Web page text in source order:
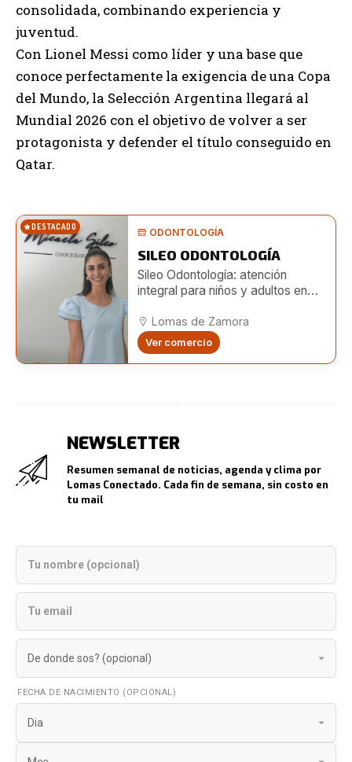
consolidada, combinando experiencia y
juventud.
Con Lionel Messi como líder y una base que
conoce perfectamente la exigencia de una Copa
del Mundo, la Selección Argentina llegará al
Mundial 2026 con el objetivo de volver a ser
protagonista y defender el título conseguido en
Qatar.
DESTACADO ODONTOLOGÍA
SILEO ODONTOLOGÍA
Sileo Odontología: atención
integral para niños y adultos en
Lomas de Zamora
Ver comercio
NEWSLETTER
Resumen semanal de noticias, agenda y clima por
Lomas Conectado. Cada fin de semana, sin costo en
tu mail
FECHA DE NACIMIENTO (OPCIONAL)